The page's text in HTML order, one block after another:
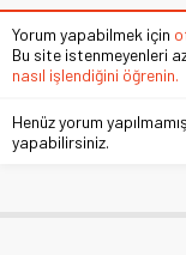
Yorum yapabilmek için
Bu site istenmeyenleri
nasıl işlendiğini öğrenin.
Henüz yorum
yapabilirsiniz.